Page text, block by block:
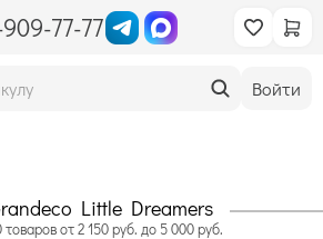
77-77
Войти
Little Dreamers
товаров от 2 150 руб. до 5 000 руб.